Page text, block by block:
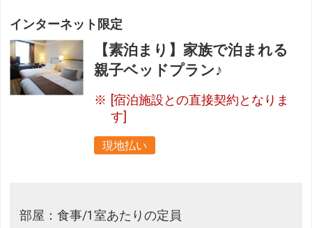
インターネット限定
【素泊まり】家族で泊まれる
親子ベッドプラン♪
[宿泊施設との直接契約となりま
す]
現地払い
部屋：食事/1室あたりの定員